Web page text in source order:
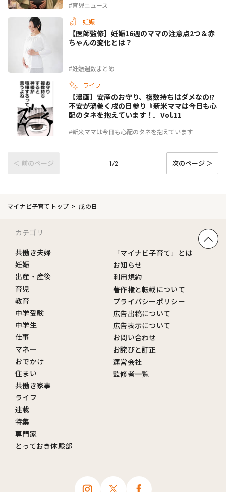
#育児ニュース
妊娠
#妊娠週数まとめ
【医師監修】妊娠16週のママの注意点2つ＆赤
ちゃんの変化とは？
ライフ
#新米ママは今日も心配のタネを抱えています
【漫画】安産のお守り、複数持ちはダメなの!?
不安が渦巻く戌の日参り『新米ママは今日も心
配のタネを抱えています！』Vol.11
＜ 前のページ 1/2 次のページ ＞
マイナビ子育てトップ 戌の日
カテゴリ
共働き夫婦
妊娠
出産・産後
育児
教育
中学受験
中学生
仕事
マネー
おでかけ
住まい
共働き家事
ライフ
連載
特集
専門家
とっておき体験部
「マイナビ子育て」とは
お知らせ
利用規約
著作権と転載について
プライバシーポリシー
広告出稿について
広告表示について
お問い合わせ
お詫びと訂正
運営会社
監修者一覧